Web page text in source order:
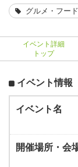
グルメ・フー
イベント詳細
トップ
イベント情報
イベント名
開催場所・会